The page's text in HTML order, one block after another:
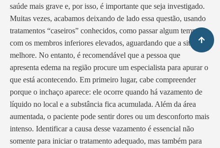
saúde mais grave e, por isso, é importante que seja investigado.
Muitas vezes, acabamos deixando de lado essa questão, usando
tratamentos “caseiros” conhecidos, como passar algum tempo
com os membros inferiores elevados, aguardando que a situação
melhore. No entanto, é recomendável que a pessoa que
apresenta edema na região procure um especialista para apurar o
que está acontecendo. Em primeiro lugar, cabe compreender
porque o inchaço aparece: ele ocorre quando há vazamento de
líquido no local e a substância fica acumulada. Além da área
aumentada, o paciente pode sentir dores ou um desconforto mais
intenso. Identificar a causa desse vazamento é essencial não
somente para iniciar o tratamento adequado, mas também para